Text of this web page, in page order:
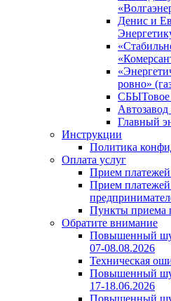
Денис и
ровно»
СБЫТовое
Главный
Инструкции
Политика
Оплата услуг
Прием платежей
Прием платежей
Пункты приема
Обратите внимание
Повышенный
07-08.08.2026
Техническая
Повышенный
17-18.06.2026